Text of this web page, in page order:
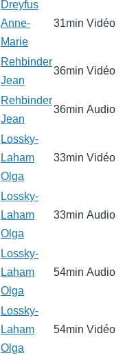
Dreyfus
Anne-
Marie
31min Vidéo
Rehbinder
Jean
36min Vidéo
Rehbinder
Jean
36min Audio
Lossky-
Laham
Olga
33min Vidéo
Lossky-
Laham
Olga
33min Audio
Lossky-
Laham
Olga
54min Audio
Lossky-
Laham
Olga
54min Vidéo